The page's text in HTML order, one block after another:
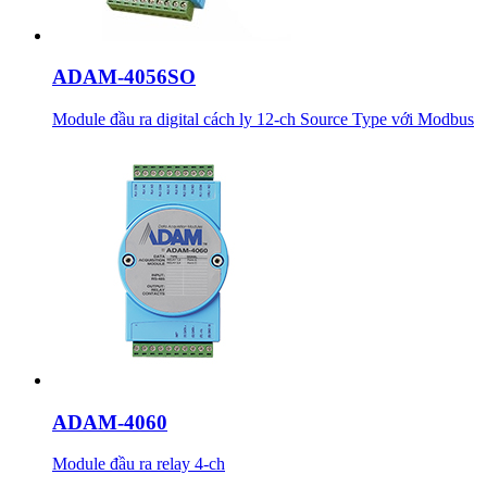
ADAM-4056SO
Module đầu ra digital cách ly 12-ch Source Type với Modbus
ADAM-4060
Module đầu ra relay 4-ch